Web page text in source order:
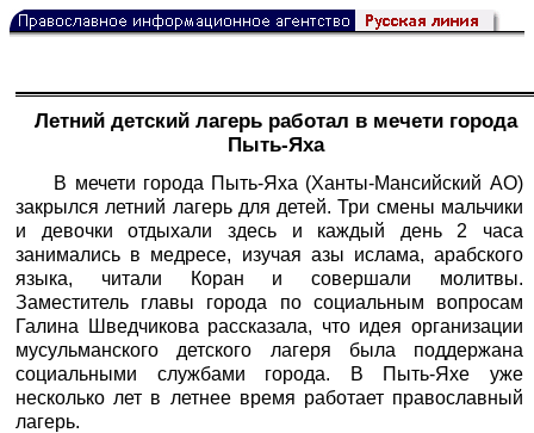
Летний детский лагерь работал в мечети города
Пыть-Яха
В мечети города Пыть-Яха (Ханты-Мансийский АО)
закрылся летний лагерь для детей. Три смены мальчики
и девочки отдыхали здесь и каждый день 2 часа
занимались в медресе, изучая азы ислама, арабского
языка, читали Коран и совершали молитвы.
Заместитель главы города по социальным вопросам
Галина Шведчикова рассказала, что идея организации
мусульманского детского лагеря была поддержана
социальными службами города. В Пыть-Яхе уже
несколько лет в летнее время работает православный
лагерь.